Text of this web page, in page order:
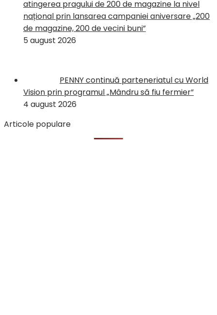
atingerea pragului de 200 de magazine la nivel
național prin lansarea campaniei aniversare „200
de magazine, 200 de vecini buni”
5 august 2026
PENNY continuă parteneriatul cu World
Vision prin programul „Mândru să fiu fermier”
4 august 2026
Articole populare